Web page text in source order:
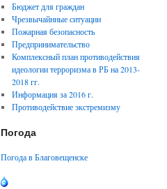
Бюджет для граждан
Чрезвычайнные ситуации
Пожарная безопасность
Предпринимательство
Комплексный план противодействия
идеологии терроризма в РБ на 2013-
2018 гг.
Информация за 2016 г.
Противодействие экстремизму
Погода
Погода в Благовещенске